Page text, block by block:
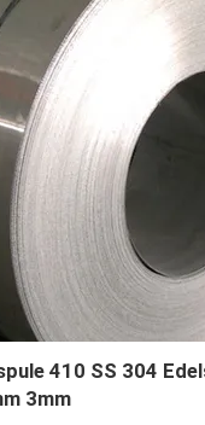
410 SS 304
3mm